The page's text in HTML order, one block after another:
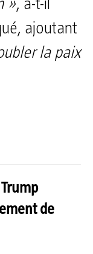
», a-t-il
ajoutant
la paix
de